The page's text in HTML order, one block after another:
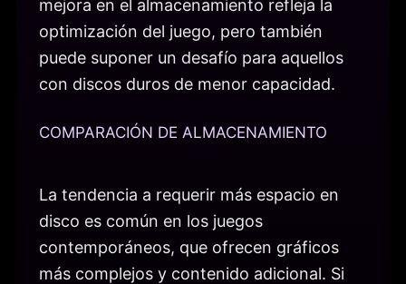
mejora en el almacenamiento refleja la
optimización del juego, pero también
puede suponer un desafío para aquellos
con discos duros de menor capacidad.
COMPARACIÓN DE ALMACENAMIENTO
La tendencia a requerir más espacio en
disco es común en los juegos
contemporáneos, que ofrecen gráficos
más complejos y contenido adicional. Si